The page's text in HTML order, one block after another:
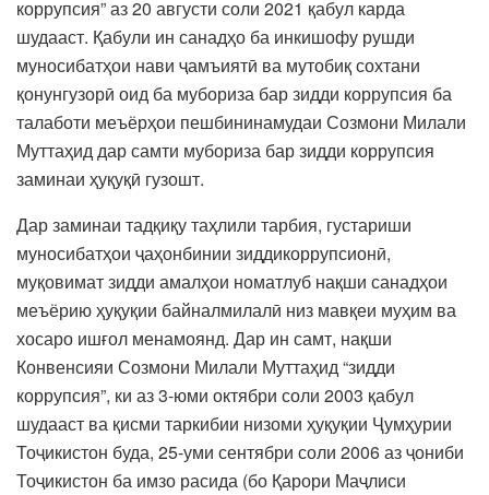
коррупсия” аз 20 августи соли 2021 қабул карда
шудааст. Қабули ин санадҳо ба инкишофу рушди
муносибатҳои нави ҷамъиятӣ ва мутобиқ сохтани
қонунгузорӣ оид ба мубориза бар зидди коррупсия ба
талаботи меъёрҳои пешбининамудаи Созмони Милали
Муттаҳид дар самти мубориза бар зидди коррупсия
заминаи ҳуқуқӣ гузошт.
Дар заминаи тадқиқу таҳлили тарбия, густариши
муносибатҳои ҷаҳонбинии зиддикоррупсионӣ,
муқовимат зидди амалҳои номатлуб нақши санадҳои
меъёрию ҳуқуқии байналмилалӣ низ мавқеи муҳим ва
хосаро ишғол менамоянд. Дар ин самт, нақши
Конвенсияи Созмони Милали Муттаҳид “зидди
коррупсия”, ки аз 3-юми октябри соли 2003 қабул
шудааст ва қисми таркибии низоми ҳуқуқии Ҷумҳурии
Тоҷикистон буда, 25-уми сентябри соли 2006 аз ҷониби
Тоҷикистон ба имзо расида (бо Қарори Маҷлиси